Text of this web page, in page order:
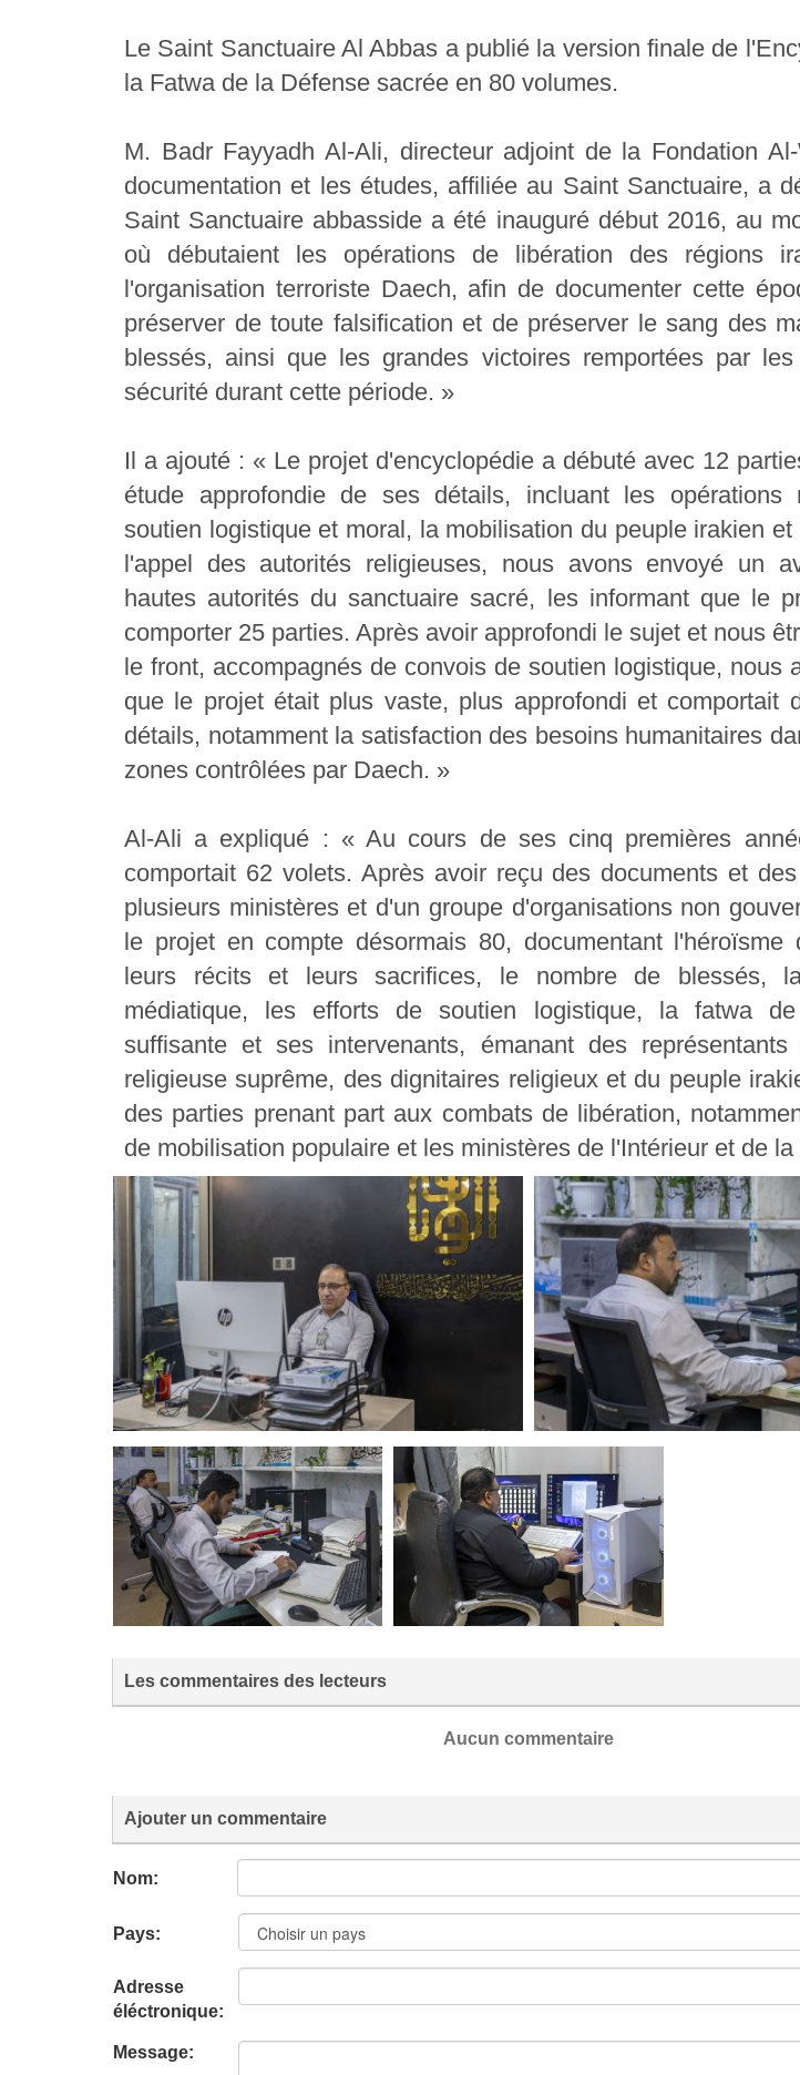
Le Saint Sanctuaire Al Abbas a publié la version finale de
la Fatwa de la Défense sacrée en 80 volumes.
M. Badr Fayyadh Al-Ali, directeur adjoint de la Fondation
documentation et les études, affiliée au Saint Sanctuaire, a
Saint Sanctuaire abbasside a été inauguré début 2016, au
où débutaient les opérations de libération des régions
l'organisation terroriste Daech, afin de documenter cette
préserver de toute falsification et de préserver le sang des
blessés, ainsi que les grandes victoires remportées par
sécurité durant cette période. »
Il a ajouté : « Le projet d'encyclopédie a débuté avec 12
étude approfondie de ses détails, incluant les opérations
soutien logistique et moral, la mobilisation du peuple irakien
l'appel des autorités religieuses, nous avons envoyé un
hautes autorités du sanctuaire sacré, les informant que le
comporter 25 parties. Après avoir approfondi le sujet et nous
le front, accompagnés de convois de soutien logistique, nous
que le projet était plus vaste, plus approfondi et comportait
détails, notamment la satisfaction des besoins humanitaires
zones contrôlées par Daech. »
Al-Ali a expliqué : « Au cours de ses cinq premières
comportait 62 volets. Après avoir reçu des documents et
plusieurs ministères et d'un groupe d'organisations non
le projet en compte désormais 80, documentant l'héroïsme
leurs récits et leurs sacrifices, le nombre de blessés,
médiatique, les efforts de soutien logistique, la fatwa
suffisante et ses intervenants, émanant des
religieuse suprême, des dignitaires religieux et du peuple
des parties prenant part aux combats de libération,
de mobilisation populaire et les ministères de l'Intérieur et de
Les commentaires des lecteurs
Aucun commentaire
Ajouter un commentaire
Nom:
Pays:
Adresse
éléctronique:
Message: